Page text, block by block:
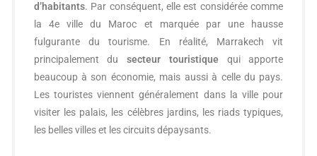
d’habitants. Par conséquent, elle est considérée comme
la 4e ville du Maroc et marquée par une hausse
fulgurante du tourisme. En réalité, Marrakech vit
principalement dusecteur touristique qui apporte
beaucoup à son économie, mais aussi à celle du pays.
Les touristes viennent généralement dans la ville pour
visiter les palais, les célèbres jardins, les riads typiques,
les belles villes et les circuits dépaysants.